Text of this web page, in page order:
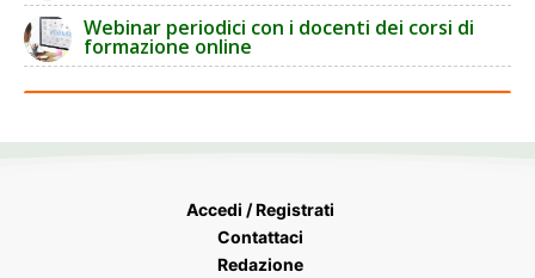
Webinar periodici con i docenti dei corsi di
formazione online
Accedi / Registrati
Contattaci
Redazione